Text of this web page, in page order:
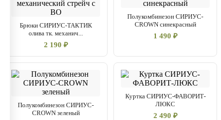
Брюки СИРИУС-ТАКТИК
олива тк. механич...
2 190 ₽
Полукомбинезон СИРИУС-
CROWN синекрасный
1 490 ₽
Полукомбинезон СИРИУС-
CROWN зеленый
Куртка СИРИУС-ФАВОРИТ-
ЛЮКС
2 490 ₽